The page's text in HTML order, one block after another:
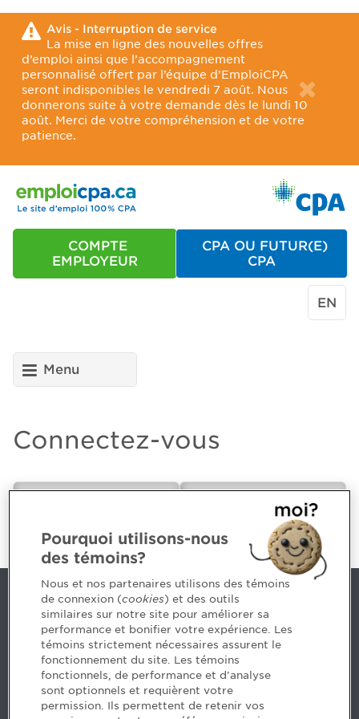
Avis - Interruption de service
La mise en ligne des nouvelles offres
d’emploi ainsi que l’accompagnement
personnalisé offert par l’équipe d’EmploiCPA
seront indisponibles le vendredi 7 août. Nous
donnerons suite à votre demande dès le lundi 10
août. Merci de votre compréhension et de votre
patience.
COMPTE
EMPLOYEUR
CPA OU FUTUR(E)
CPA
EN
Menu
Connectez-vous
CPA
Nous joindre
514 788-1376 1 800 363-4688 [3033]
emploiCPA@cpaquebec.ca
5, Place Ville Marie, bureau 800, Montréal
(Québec)H3B 2G2
Pourquoi utilisons-nous
des témoins?
Nous et nos partenaires utilisons des témoins
de connexion (cookies) et des outils
similaires sur notre site pour améliorer sa
performance et bonifier votre expérience. Les
témoins strictement nécessaires assurent le
fonctionnement du site. Les témoins
fonctionnels, de performance et d'analyse
sont optionnels et requièrent votre
permission. Ils permettent de retenir vos